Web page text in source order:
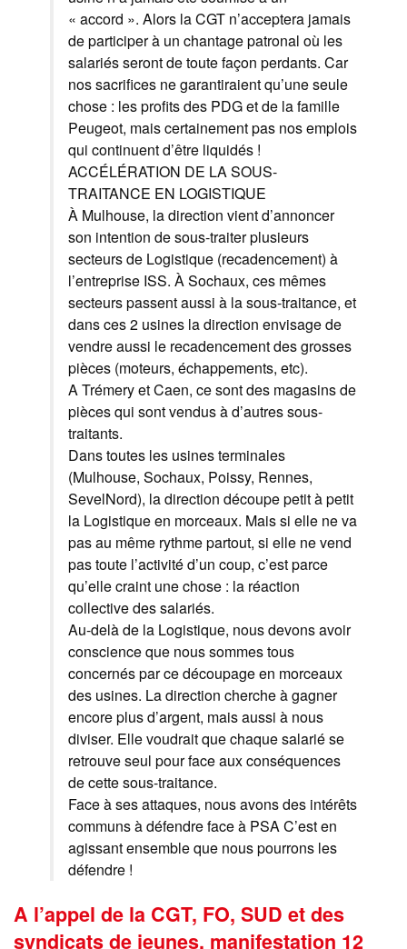
« accord ». Alors la CGT n’acceptera jamais
de participer à un chantage patronal où les
salariés seront de toute façon perdants. Car
nos sacrifices ne garantiraient qu’une seule
chose : les profits des PDG et de la famille
Peugeot, mais certainement pas nos emplois
qui continuent d’être liquidés !
ACCÉLÉRATION DE LA SOUS-
TRAITANCE EN LOGISTIQUE
À Mulhouse, la direction vient d’annoncer
son intention de sous-traiter plusieurs
secteurs de Logistique (recadencement) à
l’entreprise ISS. À Sochaux, ces mêmes
secteurs passent aussi à la sous-traitance, et
dans ces 2 usines la direction envisage de
vendre aussi le recadencement des grosses
pièces (moteurs, échappements, etc).
A Trémery et Caen, ce sont des magasins de
pièces qui sont vendus à d’autres sous-
traitants.
Dans toutes les usines terminales
(Mulhouse, Sochaux, Poissy, Rennes,
SevelNord), la direction découpe petit à petit
la Logistique en morceaux. Mais si elle ne va
pas au même rythme partout, si elle ne vend
pas toute l’activité d’un coup, c’est parce
qu’elle craint une chose : la réaction
collective des salariés.
Au-delà de la Logistique, nous devons avoir
conscience que nous sommes tous
concernés par ce découpage en morceaux
des usines. La direction cherche à gagner
encore plus d’argent, mais aussi à nous
diviser. Elle voudrait que chaque salarié se
retrouve seul pour face aux conséquences
de cette sous-traitance.
Face à ses attaques, nous avons des intérêts
communs à défendre face à PSA C’est en
agissant ensemble que nous pourrons les
défendre !
A l’appel de la CGT, FO, SUD et des
syndicats de jeunes, manifestation 12